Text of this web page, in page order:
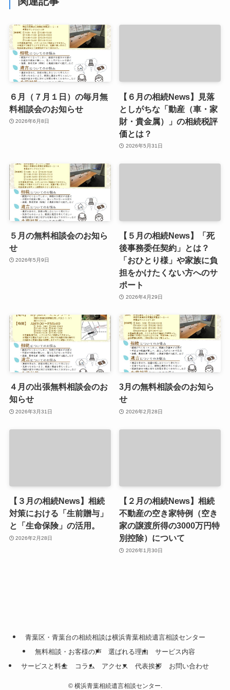
６月（７月１日）の毎月無
料相談会のお知らせ
2026年6月8日
【６月の相続News】見落
としがちな「動産（車・家
財・貴金属）」の相続税評
価とは？
2026年5月31日
５月の無料相談会のお知ら
せ
2026年5月9日
【５月の相続News】「死
後事務委任契約」とは？
「おひとり様」や家族に負
担をかけたくない方へのサ
ポート
2026年4月29日
４月の出張無料相談会のお
知らせ
2026年3月31日
3月の無料相談会のお知ら
せ
2026年2月28日
【３月の相続News】相続
対策における「生前贈与」
と「生命保険」の活用。
2026年2月28日
【２月の相続News】相続
不動産の空き家特例（空き
家の譲渡所得の3000万円特
別控除）について
2026年1月30日
青葉区・青葉台の相続相談は横浜青葉相続遺言相談センター
無料相談・お客様の声
選ばれる理由
サービス内容
サービスと料金
コラム アクセス 代表挨拶 お問い合わせ
©横浜青葉相続遺言相談センター.